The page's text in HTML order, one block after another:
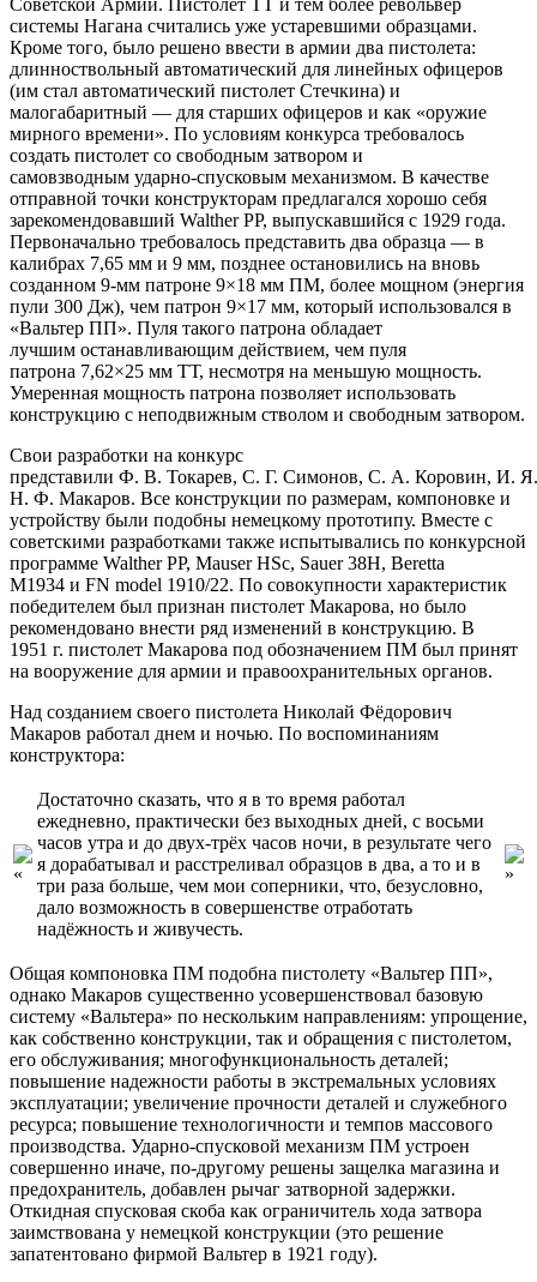
системы Нагана считались уже устаревшими образцами.
Кроме того, было решено ввести в армии два пистолета:
длинноствольный автоматический для линейных офицеров
(им стал автоматический пистолет Стечкина) и
малогабаритный — для старших офицеров и как «оружие
мирного времени». По условиям конкурса требовалось
создать пистолет со свободным затвором и
самовзводным ударно-спусковым механизмом. В качестве
отправной точки конструкторам предлагался хорошо себя
зарекомендовавший Walther PP, выпускавшийся с 1929 года.
Первоначально требовалось представить два образца — в
калибрах 7,65 мм и 9 мм, позднее остановились на вновь
созданном 9-мм патроне 9×18 мм ПМ, более мощном (энергия
пули 300 Дж), чем патрон 9×17 мм, который использовался в
«Вальтер ПП». Пуля такого патрона обладает
лучшим останавливающим действием, чем пуля
патрона 7,62×25 мм ТТ, несмотря на меньшую мощность.
Умеренная мощность патрона позволяет использовать
конструкцию с неподвижным стволом и свободным затвором.
Свои разработки на конкурс
представили Ф. В. Токарев, С. Г. Симонов, С. А. Коровин,
Н. Ф. Макаров. Все конструкции по размерам, компоновке и
устройству были подобны немецкому прототипу. Вместе с
советскими разработками также испытывались по конкурсной
программе Walther PP, Mauser HSc, Sauer 38H, Beretta
M1934 и FN model 1910/22. По совокупности характеристик
победителем был признан пистолет Макарова, но было
рекомендовано внести ряд изменений в конструкцию. В
1951 г. пистолет Макарова под обозначением ПМ был принят
на вооружение для армии и правоохранительных органов.
Над созданием своего пистолета Николай Фёдорович
Макаров работал днем и ночью. По воспоминаниям
конструктора:
Достаточно сказать, что я в то время работал
ежедневно, практически без выходных дней, с восьми
часов утра и до двух-трёх часов ночи, в результате чего
я дорабатывал и расстреливал образцов в два, а то и в
три раза больше, чем мои соперники, что, безусловно,
дало возможность в совершенстве отработать
надёжность и живучесть.
Общая компоновка ПМ подобна пистолету «Вальтер ПП»,
однако Макаров существенно усовершенствовал базовую
систему «Вальтера» по нескольким направлениям: упрощение,
как собственно конструкции, так и обращения с пистолетом,
его обслуживания; многофункциональность деталей;
повышение надежности работы в экстремальных условиях
эксплуатации; увеличение прочности деталей и служебного
ресурса; повышение технологичности и темпов массового
производства. Ударно-спусковой механизм ПМ устроен
совершенно иначе, по-другому решены защелка магазина и
предохранитель, добавлен рычаг затворной задержки.
Откидная спусковая скоба как ограничитель хода затвора
заимствована у немецкой конструкции (это решение
запатентовано фирмой Вальтер в 1921 году).